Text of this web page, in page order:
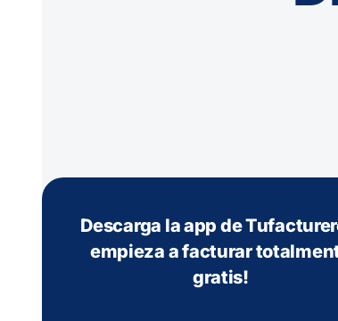
Descarga la app de
empieza a facturar
gratis!